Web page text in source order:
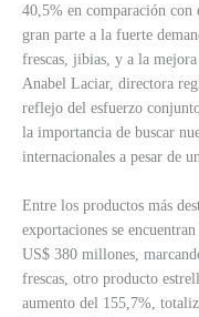
40,5% en comparación con
gran parte a la fuerte
frescas, jibias, y a la
Anabel Laciar, directora
reflejo del esfuerzo
la importancia de buscar
internacionales a pesar de
Entre los productos más
exportaciones se
US$ 380 millones,
frescas, otro producto
aumento del 155,7%,